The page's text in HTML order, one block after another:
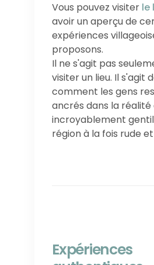
Vous pouvez visiter le
avoir un aperçu de
expériences
proposons.
Il ne s'agit pas
visiter un lieu. Il s'agit
comment les gens
ancrés dans la réalité
incroyablement
région à la fois rude
Expériences